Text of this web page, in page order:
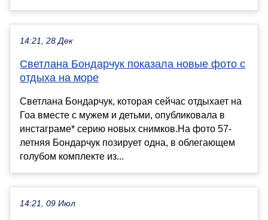
14:21, 28 Дек
Светлана Бондарчук показала новые фото с
отдыха на море
Светлана Бондарчук, которая сейчас отдыхает на
Гоа вместе с мужем и детьми, опубликовала в
инстаграме* серию новых снимков.На фото 57-
летняя Бондарчук позирует одна, в облегающем
голубом комплекте из...
14:21, 09 Июл